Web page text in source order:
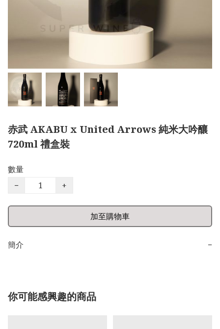
赤武 AKABU x United Arrows 純米大吟釀
720ml 禮盒裝
數量
−
+
加至購物車
簡介 −
你可能感興趣的商品